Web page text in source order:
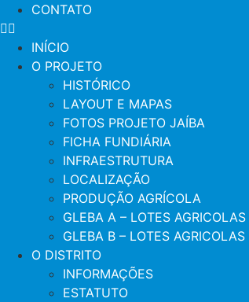
CONTATO
INÍCIO
O PROJETO
HISTÓRICO
LAYOUT E MAPAS
FOTOS PROJETO JAÍBA
FICHA FUNDIÁRIA
INFRAESTRUTURA
LOCALIZAÇÃO
PRODUÇÃO AGRÍCOLA
GLEBA A – LOTES AGRICOLAS
GLEBA B – LOTES AGRICOLAS
O DISTRITO
INFORMAÇÕES
ESTATUTO